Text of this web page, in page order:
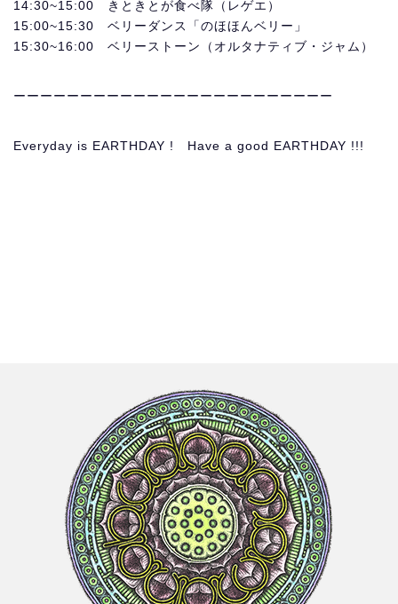
14:30~15:00 きときとが食べ隊（レゲエ）
15:00~15:30 ベリーダンス「のほほんベリー」
15:30~16:00 ベリーストーン（オルタナティブ・ジャム）
ーーーーーーーーーーーーーーーーーーーーーーーー
Everyday is EARTHDAY ! Have a good EARTHDAY !!!